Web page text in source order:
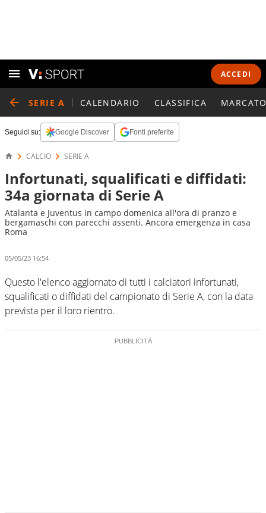
ACCEDI
SERIE A CALENDARIO CLASSIFICA
Seguici su: Google Discover Fonti preferite
CALCIO SERIE A
Infortunati, squalificati e diffidati:
34a giornata di Serie A
Atalanta e Juventus in campo domenica all'ora di pranzo e
bergamaschi con parecchi assenti. Ancora emergenza in casa
Roma
05/05/23 16:54
Questo l'elenco aggiornato di tutti i calciatori infortunati,
squalificati o diffidati del campionato di Serie A, con la data
prevista per il loro rientro.